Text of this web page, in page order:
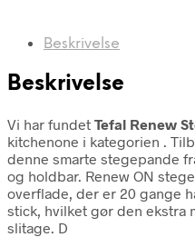
Beskrivelse
Beskrivelse
Vi har fundet Tefal Renew
kitchenone i kategorien .
denne smarte stegepande
og holdbar. Renew ON
overflade, der er 20 gange
stick, hvilket gør den ekstra
slitage. D